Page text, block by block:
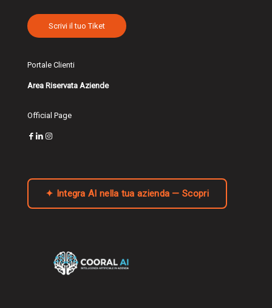
Scrivi il tuo Tiket
Portale Clienti
Area Riservata Aziende
Official Page
✦ Integra AI nella tua azienda — Scopri